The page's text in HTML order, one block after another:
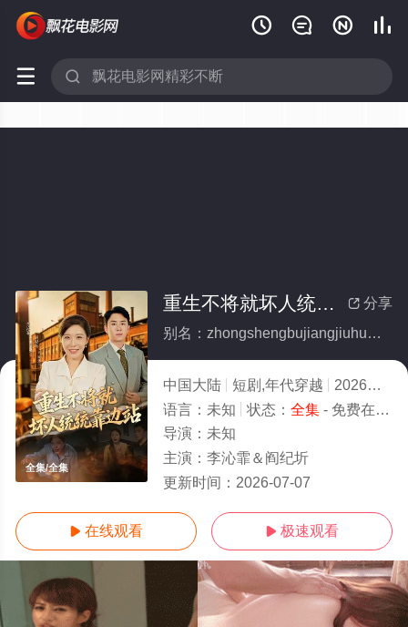
   
 
全集/全集
 分享
重生不将就坏人统统靠边站(全集)
别名：zhongshengbujiangjiuhuairentongtongkaobianzhan
中国大陆 短剧,年代穿越 2026
8.0
语言： 未知 状态： 全集- 免费在线观看
导演： 未知
主演： 李沁霏＆阎纪圻
更新时间： 2026-07-07
 在线观看  极速观看